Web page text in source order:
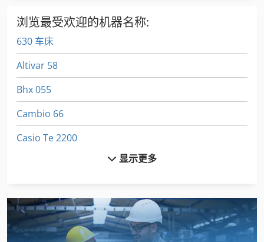
浏览最受欢迎的机器名称:
630 车床
Altivar 58
Bhx 055
Cambio 66
Casio Te 2200
Felder Af 22
Fuw 250
显示更多